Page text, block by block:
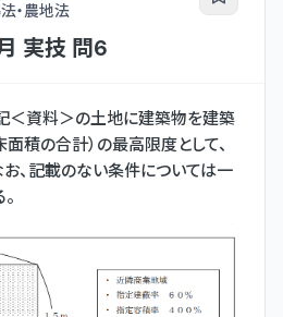
・農地法
実技 問6
＜資料＞の土地に建築物を建築
積の合計）の最高限度として、
、記載のない条件については一